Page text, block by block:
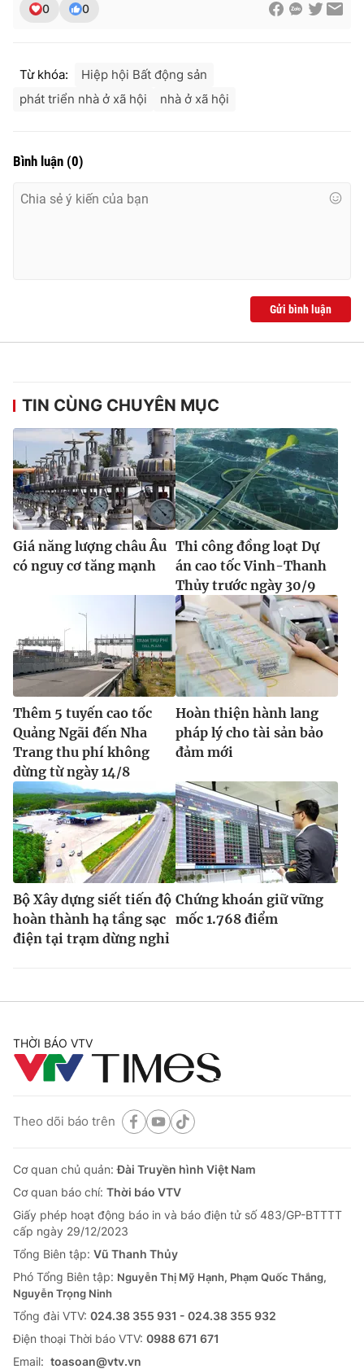
0 0
Từ khóa:
Hiệp hội Bất động sản
phát triển nhà ở xã hội
nhà ở xã hội
Bình luận (0)
Gửi bình luận
TIN CÙNG CHUYÊN MỤC
Giá năng lượng châu Âu
có nguy cơ tăng mạnh
Thi công đồng loạt Dự
án cao tốc Vinh-Thanh
Thủy trước ngày 30/9
Thêm 5 tuyến cao tốc
Quảng Ngãi đến Nha
Trang thu phí không
dừng từ ngày 14/8
Hoàn thiện hành lang
pháp lý cho tài sản bảo
đảm mới
Bộ Xây dựng siết tiến độ
hoàn thành hạ tầng sạc
điện tại trạm dừng nghỉ
Chứng khoán giữ vững
mốc 1.768 điểm
THỜI BÁO VTV
Theo dõi báo trên
Cơ quan chủ quản:Đài Truyền hình Việt Nam
Cơ quan báo chí: Thời báo VTV
Giấy phép hoạt động báo in và báo điện tử số 483/GP-BTTTT
cấp ngày 29/12/2023
Tổng Biên tập: Vũ Thanh Thủy
Phó Tổng Biên tập: Nguyễn Thị Mỹ Hạnh, Phạm Quốc Thắng,
Nguyễn Trọng Ninh
Tổng đài VTV: 024.38 355 931 - 024.38 355 932
Ðiện thoại Thời báo VTV: 0988 671 671
Email: toasoan@vtv.vn